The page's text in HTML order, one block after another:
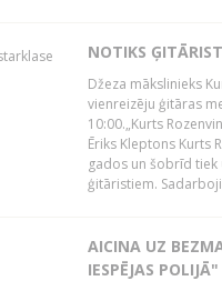
NOTIKS
Džeza mākslinieks
vienreizēju ģitāras
10:00.„Kurts
Ēriks Kleptons Kurts
gados un šobrīd
ģitāristiem.
AICINA UZ
IESPĒJAS POLIJĀ"